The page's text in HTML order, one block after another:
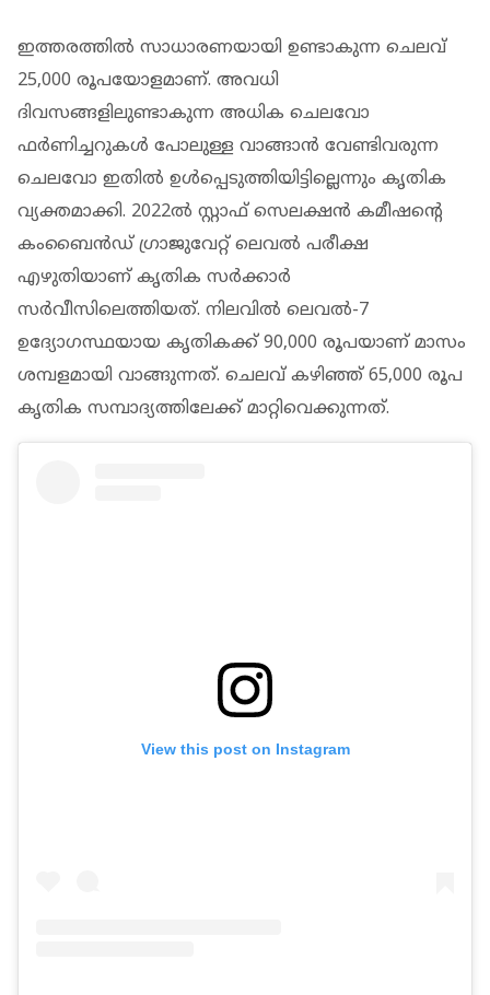
ഇത്തരത്തില്‍ സാധാരണയായി ഉണ്ടാകുന്ന ചെലവ്
25,000 രൂപയോളമാണ്. അവധി
ദിവസങ്ങളിലുണ്ടാകുന്ന അധിക ചെലവോ
ഫര്‍ണിച്ചറുകള്‍ പോലുള്ള വാങ്ങാന്‍ വേണ്ടിവരുന്ന
ചെലവോ ഇതില്‍ ഉള്‍പ്പെടുത്തിയിട്ടില്ലെന്നും കൃതിക
വ്യക്തമാക്കി. 2022ല്‍ സ്റ്റാഫ് സെലക്ഷന്‍ കമീഷന്റെ
കംബൈന്‍ഡ് ഗ്രാജുവേറ്റ് ലെവല്‍ പരീക്ഷ
എഴുതിയാണ് കൃതിക സര്‍ക്കാര്‍
സര്‍വീസിലെത്തിയത്. നിലവില്‍ ലെവല്‍-7
ഉദ്യോഗസ്ഥയായ കൃതികക്ക് 90,000 രൂപയാണ് മാസം
ശമ്പളമായി വാങ്ങുന്നത്. ചെലവ് കഴിഞ്ഞ് 65,000 രൂപ
കൃതിക സമ്പാദ്യത്തിലേക്ക് മാറ്റിവെക്കുന്നത്.
View this post on Instagram